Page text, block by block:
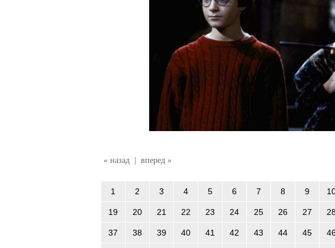
« назад вперед »
1 2 3 4 5 6 7 8 9
19 20 21 22 23 24 25 26 27
37 38 39 40 41 42 43 44 45